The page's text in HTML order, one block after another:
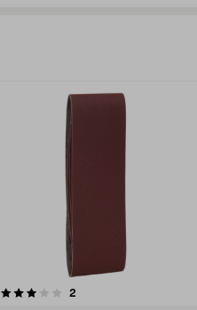
2
4.0viidestä